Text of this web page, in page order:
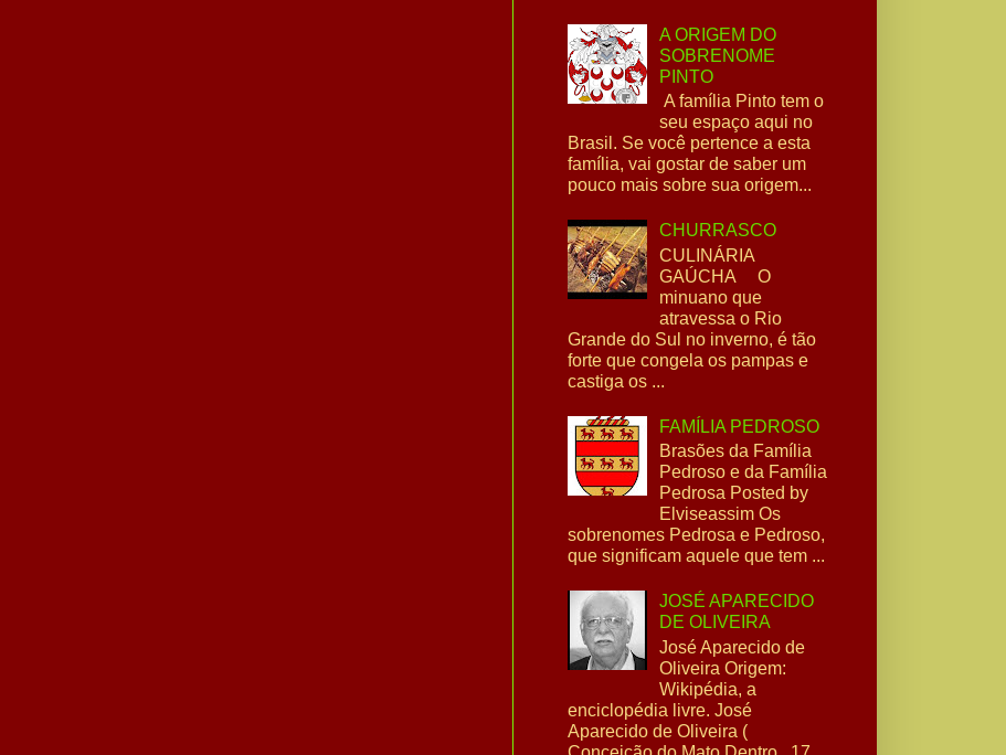
A ORIGEM DO
SOBRENOME
PINTO
A família Pinto tem o
seu espaço aqui no
Brasil. Se você pertence a esta
família, vai gostar de saber um
pouco mais sobre sua origem...
CHURRASCO
CULINÁRIA
GAÚCHA O
minuano que
atravessa o Rio
Grande do Sul no inverno, é tão
forte que congela os pampas e
castiga os ...
FAMÍLIA PEDROSO
Brasões da Família
Pedroso e da Família
Pedrosa Posted by
Elviseassim Os
sobrenomes Pedrosa e Pedroso,
que significam aquele que tem ...
JOSÉ APARECIDO
DE OLIVEIRA
José Aparecido de
Oliveira Origem:
Wikipédia, a
enciclopédia livre. José
Aparecido de Oliveira (